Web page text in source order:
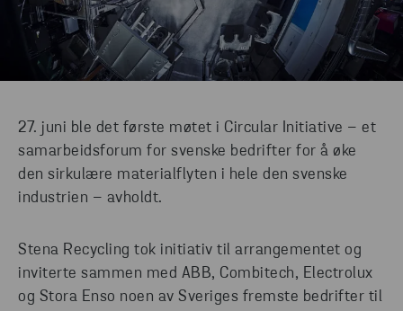
27. juni ble det første møtet i Circular Initiative – et
samarbeidsforum for svenske bedrifter for å øke
den sirkulære materialflyten i hele den svenske
industrien – avholdt.
Stena Recycling tok initiativ til arrangementet og
inviterte sammen med ABB, Combitech, Electrolux
og Stora Enso noen av Sveriges fremste bedrifter til